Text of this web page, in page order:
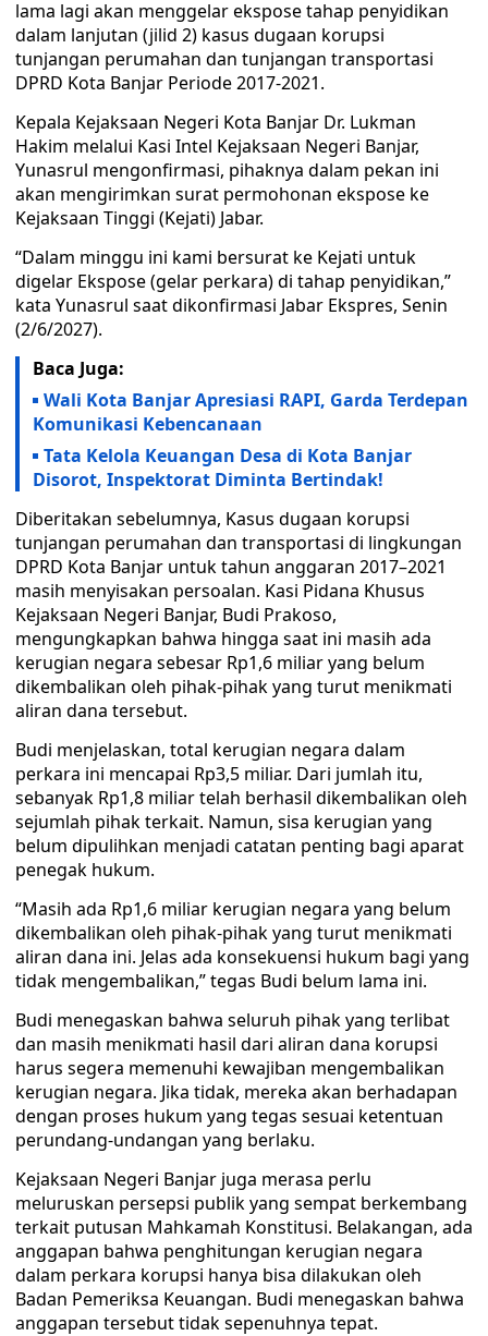
lama lagi akan menggelar ekspose tahap penyidikan
dalam lanjutan (jilid 2) kasus dugaan korupsi
tunjangan perumahan dan tunjangan transportasi
DPRD Kota Banjar Periode 2017-2021.
Kepala Kejaksaan Negeri Kota Banjar Dr. Lukman
Hakim melalui Kasi Intel Kejaksaan Negeri Banjar,
Yunasrul mengonfirmasi, pihaknya dalam pekan ini
akan mengirimkan surat permohonan ekspose ke
Kejaksaan Tinggi (Kejati) Jabar.
“Dalam minggu ini kami bersurat ke Kejati untuk
digelar Ekspose (gelar perkara) di tahap penyidikan,”
kata Yunasrul saat dikonfirmasi Jabar Ekspres, Senin
(2/6/2027).
Baca Juga:
Wali Kota Banjar Apresiasi RAPI, Garda Terdepan
Komunikasi Kebencanaan
Tata Kelola Keuangan Desa di Kota Banjar
Disorot, Inspektorat Diminta Bertindak!
Diberitakan sebelumnya, Kasus dugaan korupsi
tunjangan perumahan dan transportasi di lingkungan
DPRD Kota Banjar untuk tahun anggaran 2017–2021
masih menyisakan persoalan. Kasi Pidana Khusus
Kejaksaan Negeri Banjar, Budi Prakoso,
mengungkapkan bahwa hingga saat ini masih ada
kerugian negara sebesar Rp1,6 miliar yang belum
dikembalikan oleh pihak-pihak yang turut menikmati
aliran dana tersebut.
Budi menjelaskan, total kerugian negara dalam
perkara ini mencapai Rp3,5 miliar. Dari jumlah itu,
sebanyak Rp1,8 miliar telah berhasil dikembalikan oleh
sejumlah pihak terkait. Namun, sisa kerugian yang
belum dipulihkan menjadi catatan penting bagi aparat
penegak hukum.
“Masih ada Rp1,6 miliar kerugian negara yang belum
dikembalikan oleh pihak-pihak yang turut menikmati
aliran dana ini. Jelas ada konsekuensi hukum bagi yang
tidak mengembalikan,” tegas Budi belum lama ini.
Budi menegaskan bahwa seluruh pihak yang terlibat
dan masih menikmati hasil dari aliran dana korupsi
harus segera memenuhi kewajiban mengembalikan
kerugian negara. Jika tidak, mereka akan berhadapan
dengan proses hukum yang tegas sesuai ketentuan
perundang-undangan yang berlaku.
Kejaksaan Negeri Banjar juga merasa perlu
meluruskan persepsi publik yang sempat berkembang
terkait putusan Mahkamah Konstitusi. Belakangan, ada
anggapan bahwa penghitungan kerugian negara
dalam perkara korupsi hanya bisa dilakukan oleh
Badan Pemeriksa Keuangan. Budi menegaskan bahwa
anggapan tersebut tidak sepenuhnya tepat.